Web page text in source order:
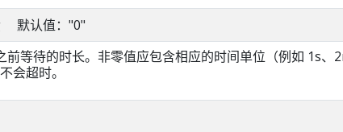
默认值："0"
前等待的时长。非零值应包含相应的时间单位（例如 1s、
会超时。